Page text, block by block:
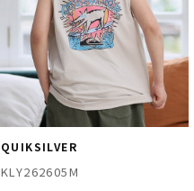
QUIKSILVER
KLY262605M